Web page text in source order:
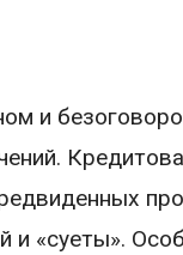
и
«суеты».